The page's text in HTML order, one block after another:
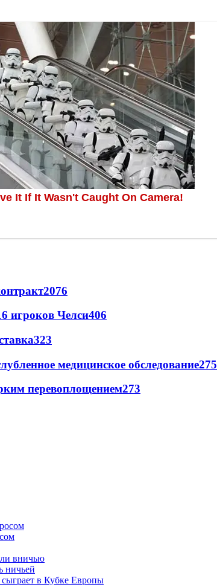
2076
игроков Челси406
323
медицинское обследование275
перевоплощением273
вничью
ничьей
в Кубке Европы